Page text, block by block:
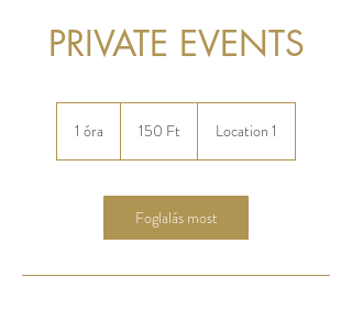
PRIVATE EVENTS
1 óra
forint150 Ft Location 1
Foglalás most